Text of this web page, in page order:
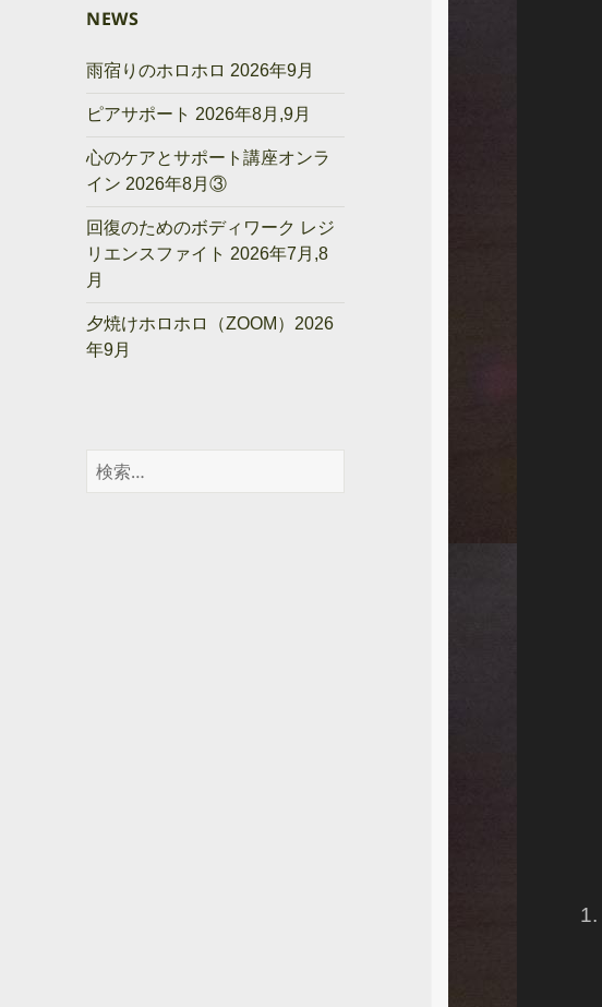
NEWS
雨宿りのホロホロ 2026年9月
ピアサポート 2026年8月,9月
心のケアとサポート講座オンラ
イン 2026年8月③
回復のためのボディワーク レジ
リエンスファイト 2026年7月,8
月
夕焼けホロホロ（ZOOM）2026
年9月
検